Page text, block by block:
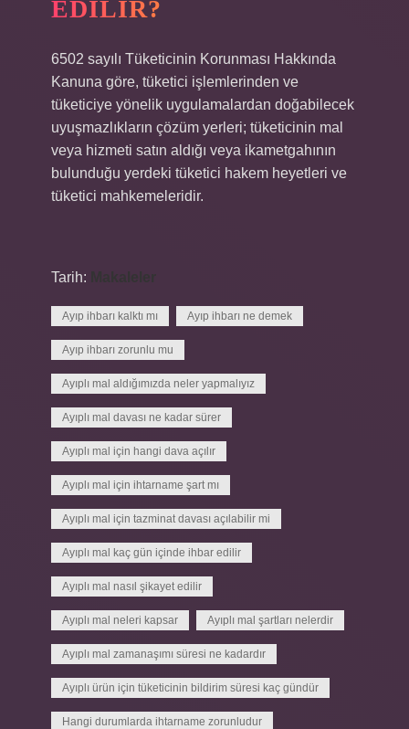
EDILIR?
6502 sayılı Tüketicinin Korunması Hakkında
Kanuna göre, tüketici işlemlerinden ve
tüketiciye yönelik uygulamalardan doğabilecek
uyuşmazlıkların çözüm yerleri; tüketicinin mal
veya hizmeti satın aldığı veya ikametgahının
bulunduğu yerdeki tüketici hakem heyetleri ve
tüketici mahkemeleridir.
Tarih:
Ayıp ihbarı kalktı mı Ayıp ihbarı ne demek
Ayıp ihbarı zorunlu mu
Ayıplı mal aldığımızda neler yapmalıyız
Ayıplı mal davası ne kadar sürer
Ayıplı mal için hangi dava açılır
Ayıplı mal için ihtarname şart mı
Ayıplı mal için tazminat davası açılabilir mi
Ayıplı mal kaç gün içinde ihbar edilir
Ayıplı mal nasıl şikayet edilir
Ayıplı mal neleri kapsar Ayıplı mal şartları nelerdir
Ayıplı mal zamanaşımı süresi ne kadardır
Ayıplı ürün için tüketicinin bildirim süresi kaç gündür
Hangi durumlarda ihtarname zorunludur